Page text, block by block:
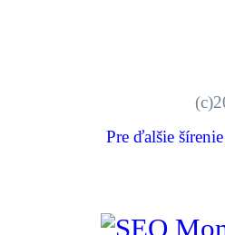
Pre ďalšie